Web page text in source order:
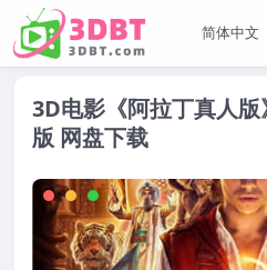
3D电影《阿拉丁真人
版 网盘下载